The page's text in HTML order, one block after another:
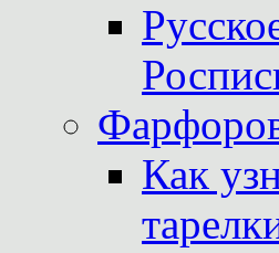
Как